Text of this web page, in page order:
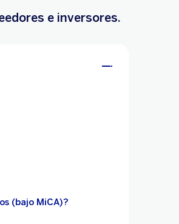
e inversores.
(bajo MiCA)?